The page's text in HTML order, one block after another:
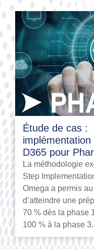
Étude de cas :
D365 pour
La méthodologie
Step
Omega a permis
d’atteindre une
70 % dès la phase
100 % à la phase 3.